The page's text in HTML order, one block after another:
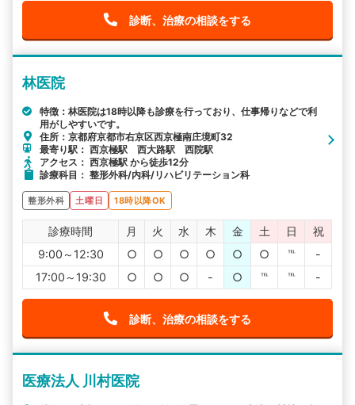
診断、治療の相談をする
林医院
特徴：林医院は18時以降も診療を行っており、仕事帰りなどで利
用がしやすいです。
住所：京都府京都市右京区西京極南庄境町32
最寄り駅： 西京極駅 西大路駅 西院駅
アクセス： 西京極駅 から徒歩12分
診療科目： 整形外科/内科/リハビリテーション科
整形外科 土曜日 18時以降OK
診療時間 月 火 水 木 金 土 日
祝
9:00～12:30
○ ○ ○ ○ ○ ○ ℡
-
17:00～19:30
○ ○ ○ - ○ ℡ ℡ -
診断、治療の相談をする
医療法人 川村医院